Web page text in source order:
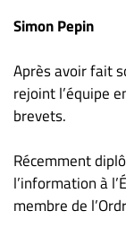
Simon Pepin
Après avoir fait
rejoint l’équipe
brevets.
Récemment
l’information à
membre de